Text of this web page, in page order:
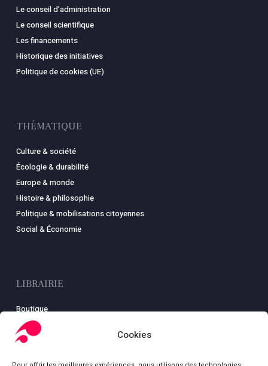
Cookies
Le conseil d’administration
Le conseil scientifique
Les financements
Historique des initiatives
Politique de cookies (UE)
THÉMATIQUE
Culture & société
Écologie & durabilité
Europe & monde
Histoire & philosophie
Politique & mobilisations citoyennes
Social & Économie
LIBRAIRIE
Boutique
Carte
Mon compte